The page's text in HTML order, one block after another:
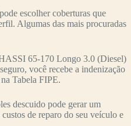
escolher coberturas que
Algumas das mais procuradas
65-170 Longo 3.0 (Diesel)
você recebe a indenização
Tabela FIPE.
descuido pode gerar um
de reparo do seu veículo e